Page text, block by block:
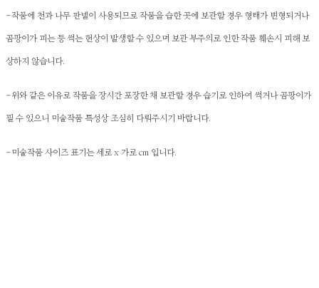
-작품에 천과 나무 판넬이 사용되므로 작품을 습한 곳에 보관할 경우 형태가 변형되거나
곰팡이가 피는 등 썩는 현상이 발생할 수 있으며 보관 부주의로 인한 작품 훼손시 피해 보
상하지 않습니다.
-위와 같은 이유로 작품을 장시간 포장한 채 보관할 경우 습기로 인하여 썩거나 곰팡이가
필 수 있으니 미술작품 특성상 조심히 다뤄주시기 바랍니다.
-미술작품 사이즈 표기는 세로 x 가로 cm 입니다.